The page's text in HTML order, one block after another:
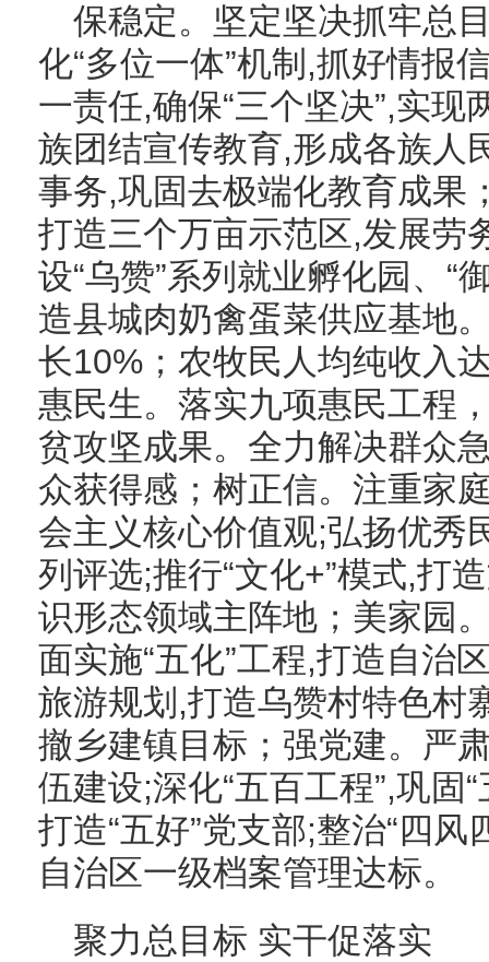
保稳定。坚定坚决抓牢总
化“多位一体”机制,抓好情报
一责任,确保“三个坚决”,实
族团结宣传教育,形成各族人
事务,巩固去极端化教育成果
打造三个万亩示范区,发展劳
设“乌赞”系列就业孵化园、“
造县城肉奶禽蛋菜供应基地
长10%；农牧民人均纯收入
惠民生。落实九项惠民工程
贫攻坚成果。全力解决群众
众获得感；树正信。注重家
会主义核心价值观;弘扬优秀
列评选;推行“文化+”模式,打
识形态领域主阵地；美家园
面实施“五化”工程,打造自治
旅游规划,打造乌赞村特色村
撤乡建镇目标；强党建。严
伍建设;深化“五百工程”,巩固
打造“五好”党支部;整治“四风
自治区一级档案管理达标。
聚力总目标 实干促落实